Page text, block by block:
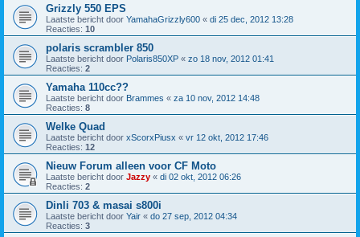
Grizzly 550 EPS
Laatste bericht door YamahaGrizzly600 « di 25 dec, 2012 13:28
Reacties: 10
polaris scrambler 850
Laatste bericht door Polaris850XP « zo 18 nov, 2012 01:41
Reacties: 2
Yamaha 110cc??
Laatste bericht door Brammes « za 10 nov, 2012 14:48
Reacties: 8
Welke Quad
Laatste bericht door xScorxPiusx « vr 12 okt, 2012 17:46
Reacties: 12
Nieuw Forum alleen voor CF Moto
Laatste bericht door Jazzy « di 02 okt, 2012 06:26
Reacties: 2
Dinli 703 & masai s800i
Laatste bericht door Yair « do 27 sep, 2012 04:34
Reacties: 3